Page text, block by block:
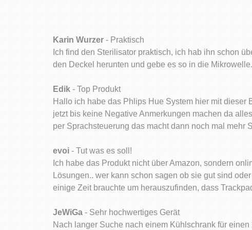
Karin Wurzer - Praktisch
Ich find den Sterilisator praktisch, ich hab ihn schon
den Deckel herunten und gebe es so in die
Edik - Top Produkt
Hallo ich habe das Phlips Hue System hier mit
jetzt bis keine Negative Anmerkungen machen da
per Sprachsteuerung das macht dann noch mal mehr
evoi - Tut was es soll!
Ich habe das Produkt nicht über Amazon, sondern
Lösungen.. wer kann schon sagen ob sie gut sind
einige Zeit brauchte um herauszufinden, dass
JeWiGa - Sehr hochwertiges Gerät
Nach langer Suche nach einem Kühlschrank für